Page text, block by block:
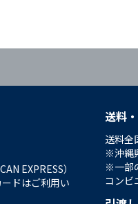
EXPRESS）
ドはご利用い
送料
送料全
※沖縄
※一部
コンビ